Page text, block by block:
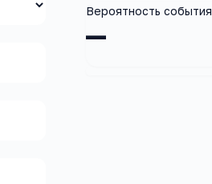
—
Вероятность события